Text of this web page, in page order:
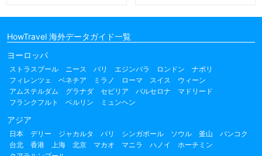
HowTravel 海外データガイド一覧
ヨーロッパ
ストラスブール ニース パリ エジンバラ ロンドン
ナポリ
フィレンツェ
ベネチア ミラノ ローマ スイス
ウィーン
アムステルダム
グラナダ セビリア バルセロナ
マドリード
フランクフルト
ベルリン ミュンヘン
アジア
日本 デリー ジャカルタ バリ シンガポール ソウル 釜山
バンコク
台北
香港 上海 北京 マカオ マニラ ハノイ
ホーチミン